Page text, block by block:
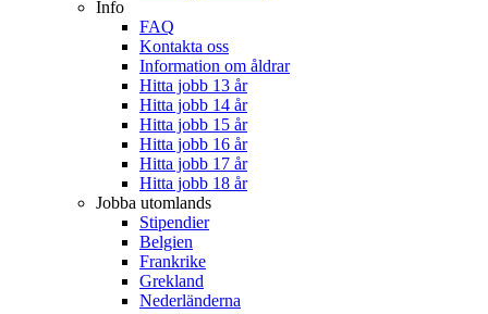
Info
FAQ
Kontakta oss
Information om åldrar
Hitta jobb 13 år
Hitta jobb 14 år
Hitta jobb 15 år
Hitta jobb 16 år
Hitta jobb 17 år
Hitta jobb 18 år
Jobba utomlands
Stipendier
Belgien
Frankrike
Grekland
Nederländerna